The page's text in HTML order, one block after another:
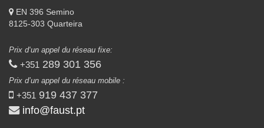
EN 396 Semino
8125-303 Quarteira
Prix d‘un appel du réseau fixe:
+351 289 301 356
Prix d’un appel du réseau mobile :
+351 919 437 377
info@faust.pt